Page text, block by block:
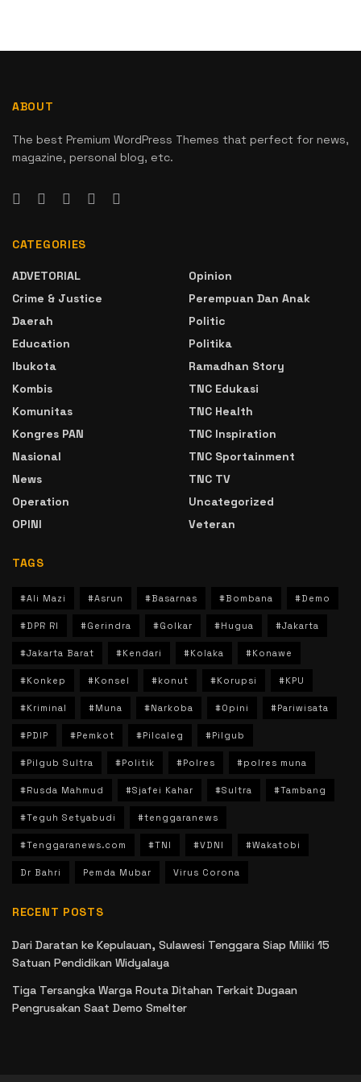
ABOUT
The best Premium WordPress Themes that perfect for news,
magazine, personal blog, etc.
CATEGORIES
ADVETORIAL
Crime & Justice
Daerah
Education
Ibukota
Kombis
Komunitas
Kongres PAN
Nasional
News
Operation
OPINI
Opinion
Perempuan Dan Anak
Politic
Politika
Ramadhan Story
TNC Edukasi
TNC Health
TNC Inspiration
TNC Sportainment
TNC TV
Uncategorized
Veteran
TAGS
#Ali Mazi #Asrun #Basarnas #Bombana #Demo
#DPR RI #Gerindra #Golkar #Hugua #Jakarta
#Jakarta Barat #Kendari #Kolaka #Konawe
#Konkep #Konsel #konut #Korupsi #KPU
#Kriminal #Muna #Narkoba #Opini #Pariwisata
#PDIP #Pemkot #Pilcaleg #Pilgub
#Pilgub Sultra #Politik #Polres #polres muna
#Rusda Mahmud #Sjafei Kahar #Sultra #Tambang
#Teguh Setyabudi #tenggaranews
#Tenggaranews.com #TNI #VDNI #Wakatobi
Dr Bahri Pemda Mubar Virus Corona
RECENT POSTS
Dari Daratan ke Kepulauan, Sulawesi Tenggara Siap Miliki 15
Satuan Pendidikan Widyalaya
Tiga Tersangka Warga Routa Ditahan Terkait Dugaan
Pengrusakan Saat Demo Smelter